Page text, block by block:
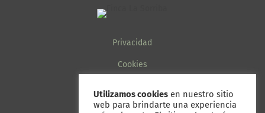
Privacidad
Cookies
Términos y condiciones
Utilizamos cookies en nuestro sitio
web para brindarte una experiencia